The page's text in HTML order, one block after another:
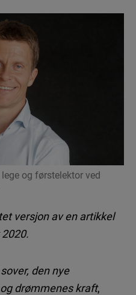
og førstelektor ved
versjon av en artikkel
den nye
drømmenes kraft,